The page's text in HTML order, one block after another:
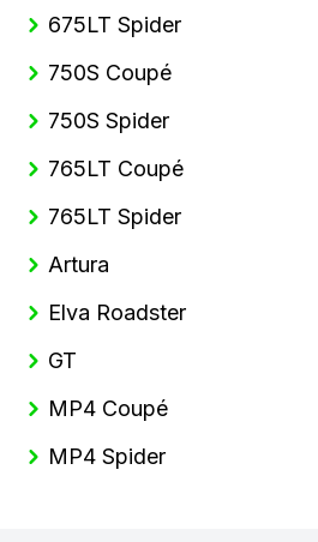
675LT Spider
750S Coupé
750S Spider
765LT Coupé
765LT Spider
Artura
Elva Roadster
GT
MP4 Coupé
MP4 Spider